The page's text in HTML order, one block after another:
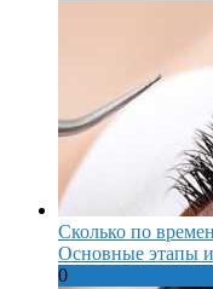
Сколько по
Основные этапы
0